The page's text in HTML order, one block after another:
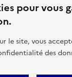
pour vous
le site, vous
des